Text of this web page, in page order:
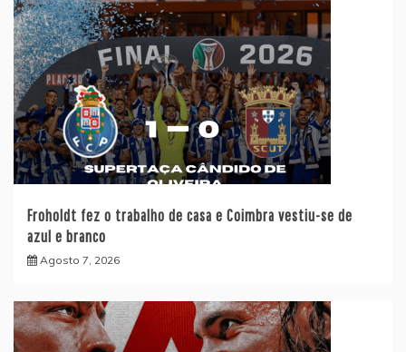
Froholdt fez o trabalho de casa e Coimbra vestiu-se de
azul e branco
Agosto 7, 2026